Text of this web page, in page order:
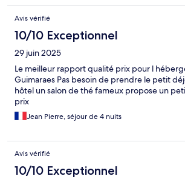
Avis vérifié
10/10 Exceptionnel
29 juin 2025
Le meilleur rapport qualité prix pour l
Guimaraes Pas besoin de prendre le petit
hôtel un salon de thé fameux propose un
prix
Jean Pierre, séjour de 4 nuits
Avis vérifié
10/10 Exceptionnel